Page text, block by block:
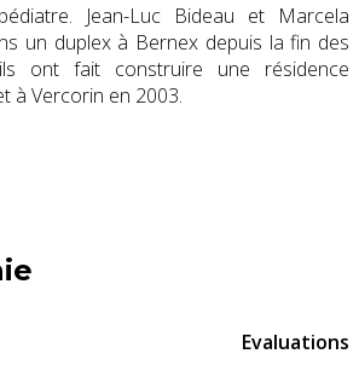
. Jean-Luc Bideau et Marcela
un duplex à Bernex depuis la fin des
ont fait construire une résidence
à Vercorin en 2003.
Evaluations